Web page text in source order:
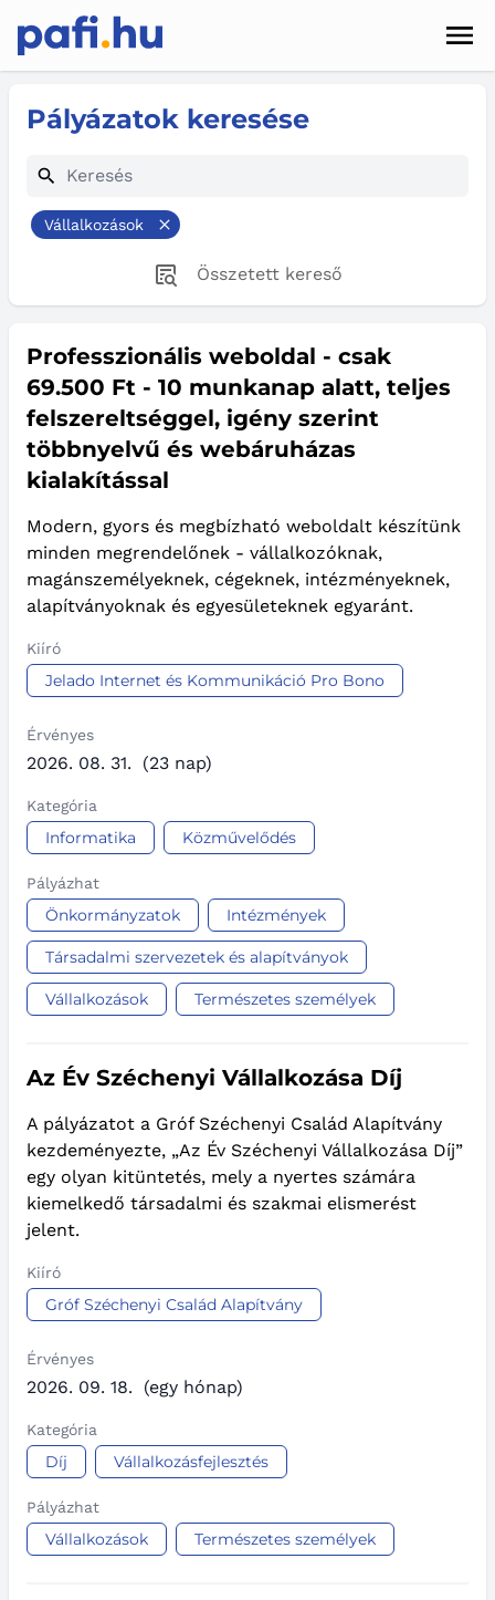
Sötét mód
Pályázatok keresése
Vállalkozások
Összetett kereső
Professzionális weboldal - csak
69.500 Ft - 10 munkanap alatt, teljes
felszereltséggel, igény szerint
többnyelvű és webáruházas
kialakítással
Modern, gyors és megbízható weboldalt készítünk
minden megrendelőnek - vállalkozóknak,
magánszemélyeknek, cégeknek, intézményeknek,
alapítványoknak és egyesületeknek egyaránt.
Kiíró
Jelado Internet és Kommunikáció Pro Bono
Érvényes
2026. 08. 31. (23 nap)
Kategória
Informatika Közművelődés
Pályázhat
Önkormányzatok Intézmények
Társadalmi szervezetek és alapítványok
Vállalkozások Természetes személyek
Az Év Széchenyi Vállalkozása Díj
A pályázatot a Gróf Széchenyi Család Alapítvány
kezdeményezte, „Az Év Széchenyi Vállalkozása Díj”
egy olyan kitüntetés, mely a nyertes számára
kiemelkedő társadalmi és szakmai elismerést
jelent.
Kiíró
Gróf Széchenyi Család Alapítvány
Érvényes
2026. 09. 18. (egy hónap)
Kategória
Díj Vállalkozásfejlesztés
Pályázhat
Vállalkozások Természetes személyek